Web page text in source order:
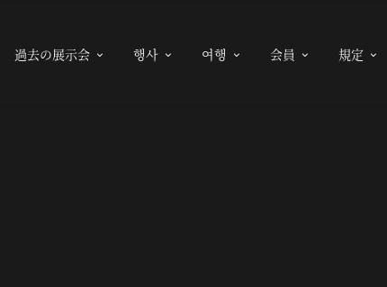
過去の展示会  행사  여행  会員  規定 